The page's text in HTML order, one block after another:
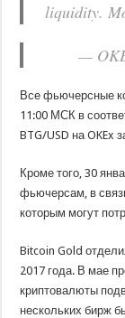
liquidity.
—
Все фьючерсные
11:00 МСК в
BTG/USD на OKEx
Кроме того, 30
фьючерсам, в
которым могут
Bitcoin Gold
2017 года. В мае
криптовалюты
нескольких бирж